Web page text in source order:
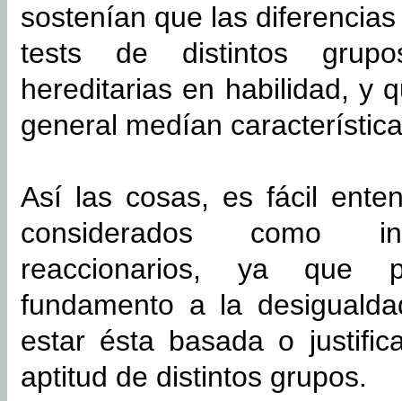
sostenían que las
tests de distintos
hereditarias en habilidad, y
general medían
Así las cosas, es fácil
considerados como
reaccionarios, ya que
fundamento a la
estar ésta basada o
aptitud de distintos grupos.